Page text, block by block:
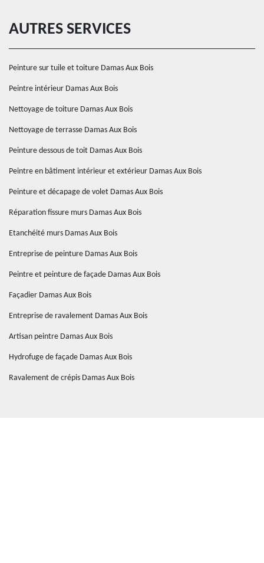
AUTRES SERVICES
Peinture sur tuile et toiture Damas Aux Bois
Peintre intérieur Damas Aux Bois
Nettoyage de toiture Damas Aux Bois
Nettoyage de terrasse Damas Aux Bois
Peinture dessous de toit Damas Aux Bois
Peintre en bâtiment intérieur et extérieur Damas Aux Bois
Peinture et décapage de volet Damas Aux Bois
Réparation fissure murs Damas Aux Bois
Etanchéité murs Damas Aux Bois
Entreprise de peinture Damas Aux Bois
Peintre et peinture de façade Damas Aux Bois
Façadier Damas Aux Bois
Entreprise de ravalement Damas Aux Bois
Artisan peintre Damas Aux Bois
Hydrofuge de façade Damas Aux Bois
Ravalement de crépis Damas Aux Bois